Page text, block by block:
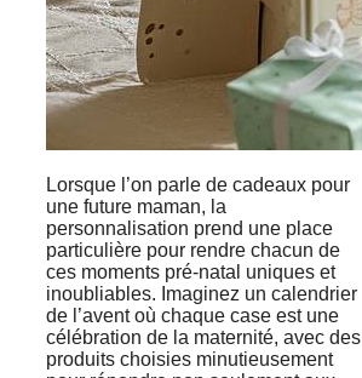
Lorsque l’on parle de cadeaux pour
une future maman, la
personnalisation prend une place
particulière pour rendre chacun de
ces moments pré-natal uniques et
inoubliables. Imaginez un calendrier
de l’avent où chaque case est une
célébration de la maternité, avec des
produits choisies minutieusement